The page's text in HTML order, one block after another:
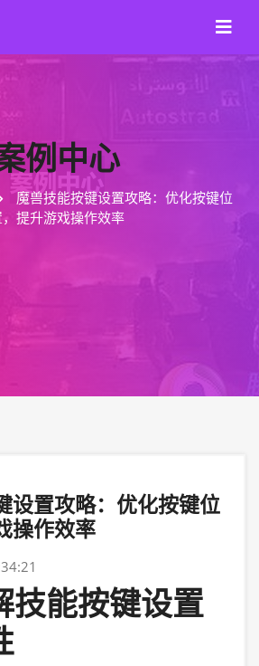
例中心
魔兽技能按键设置攻略：优化按键位
，提升游戏操作效率
设置攻略：优化按键位
操作效率
技能按键设置